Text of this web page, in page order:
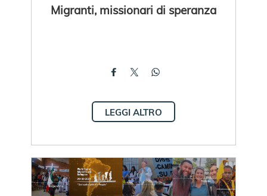
Migranti, missionari di speranza
LEGGI ALTRO